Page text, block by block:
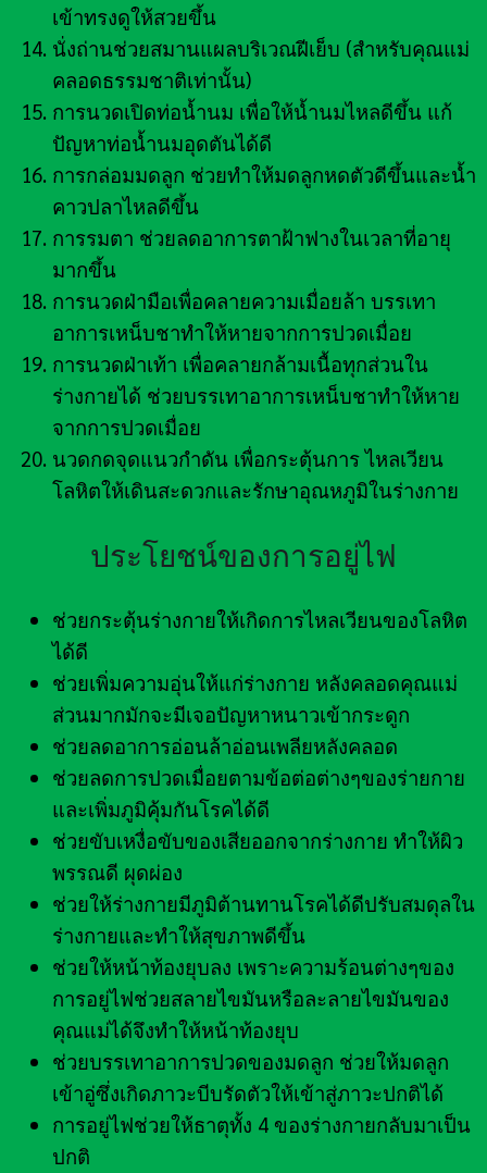
เข้าทรงดูให้สวยขึ้น
นั่งถ่านช่วยสมานแผลบริเวณฝีเย็บ (สำหรับคุณแม่
คลอดธรรมชาติเท่านั้น)
การนวดเปิดท่อน้ำนม เพื่อให้น้ำนมไหลดีขึ้น แก้
ปัญหาท่อน้ำนมอุดตันได้ดี
การกล่อมมดลูก ช่วยทำให้มดลูกหดตัวดีขึ้นและน้ำ
คาวปลาไหลดีขึ้น
การรมตา ช่วยลดอาการตาฝ้าฟางในเวลาที่อายุ
มากขึ้น
การนวดฝ่ามือเพื่อคลายความเมื่อยล้า บรรเทา
อาการเหน็บชาทำให้หายจากการปวดเมื่อย
การนวดฝ่าเท้า เพื่อคลายกล้ามเนื้อทุกส่วนใน
ร่างกายได้ ช่วยบรรเทาอาการเหน็บชาทำให้หาย
จากการปวดเมื่อย
นวดกดจุดแนวกำดัน เพื่อกระตุ้นการ ไหลเวียน
โลหิตให้เดินสะดวกและรักษาอุณหภูมิในร่างกาย
ประโยชน์ของการอยู่ไฟ
ช่วยกระตุ้นร่างกายให้เกิดการไหลเวียนของโลหิต
ได้ดี
ช่วยเพิ่มความอุ่นให้แก่ร่างกาย หลังคลอดคุณแม่
ส่วนมากมักจะมีเจอปัญหาหนาวเข้ากระดูก
ช่วยลดอาการอ่อนล้าอ่อนเพลียหลังคลอด
ช่วยลดการปวดเมื่อยตามข้อต่อต่างๆของร่ายกาย
และเพิ่มภูมิคุ้มกันโรคได้ดี
ช่วยขับเหงื่อขับของเสียออกจากร่างกาย ทำให้ผิว
พรรณดี ผุดผ่อง
ช่วยให้ร่างกายมีภูมิต้านทานโรคได้ดีปรับสมดุลใน
ร่างกายและทำให้สุขภาพดีขึ้น
ช่วยให้หน้าท้องยุบลง เพราะความร้อนต่างๆของ
การอยู่ไฟช่วยสลายไขมันหรือละลายไขมันของ
คุณแม่ได้จึงทำให้หน้าท้องยุบ
ช่วยบรรเทาอาการปวดของมดลูก ช่วยให้มดลูก
เข้าอู่ซึ่งเกิดภาวะบีบรัดตัวให้เข้าสู่ภาวะปกติได้
การอยู่ไฟช่วยให้ธาตุทั้ง 4 ของร่างกายกลับมาเป็น
ปกติ